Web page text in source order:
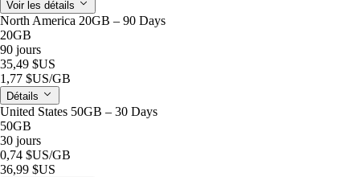
Voir les détails
North America 20GB – 90 Days
20GB
90 jours
35,49 $US
1,77 $US/GB
Détails
United States 50GB – 30 Days
50GB
30 jours
0,74 $US/GB
36,99 $US